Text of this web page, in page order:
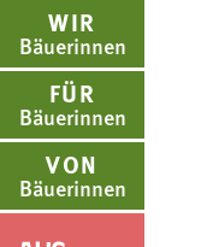
WIR
Bäuerinnen
FÜR
Bäuerinnen
VON
Bäuerinnen